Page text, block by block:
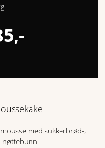
med sukkerbrød-,
nøttebunn